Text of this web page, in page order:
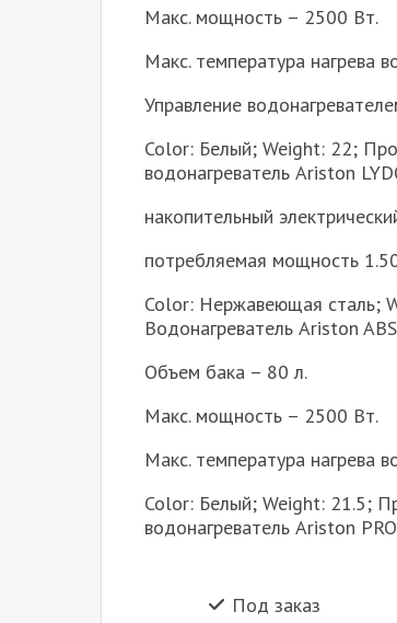
Макс. мощность – 2500 Вт.
Макс. температура нагрева
Управление
Color: Белый; Weight: 22;
водонагреватель Ariston
накопительный
потребляемая мощность
Color: Нержавеющая сталь;
Водонагреватель Ariston
Объем бака – 80 л.
Макс. мощность – 2500 Вт.
Макс. температура нагрева
Color: Белый; Weight: 21.5;
водонагреватель Ariston
Под заказ